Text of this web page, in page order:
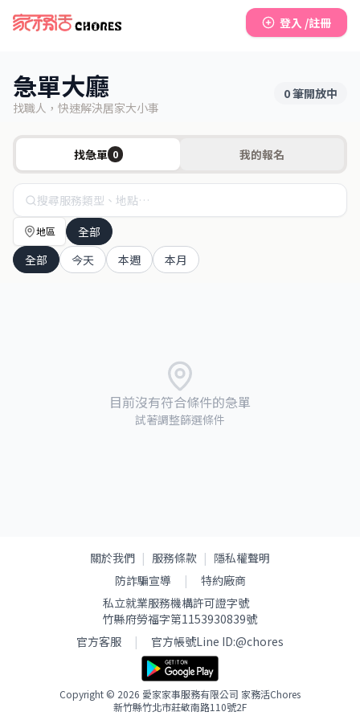
登入 /註冊
急單大廳
找職人，快速解決居家大小事
0筆開放中
找急單 0 我的報名
地區
全部
全部
今天 本週 本月
目前沒有符合條件的急單
試著調整篩選條件
關於我們 | 服務條款 | 隱私權聲明
防詐騙宣導
|
特約廠商
私立就業服務機構許可證字號
竹縣府勞福字第1153930839號
官方客服
| 官方帳號Line ID:@chores
Copyright © 2026 愛家家事服務有限公司 家務活Chores
新竹縣竹北市莊敬南路110號2F